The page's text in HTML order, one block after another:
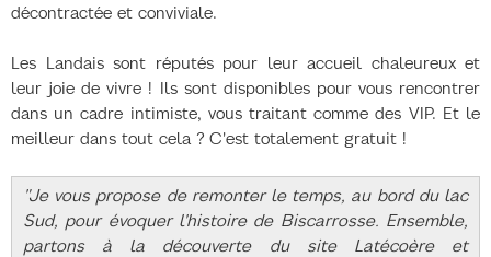
décontractée et conviviale.
Les Landais sont réputés pour leur accueil chaleureux et
leur joie de vivre ! Ils sont disponibles pour vous rencontrer
dans un cadre intimiste, vous traitant comme des VIP. Et le
meilleur dans tout cela ? C'est totalement gratuit !
"Je vous propose de remonter le temps, au bord du lac
Sud, pour évoquer l'histoire de Biscarrosse. Ensemble,
partons à la découverte du site Latécoère et